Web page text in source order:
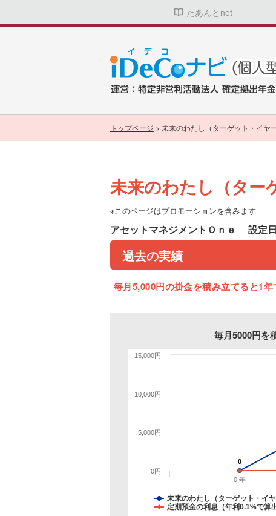
たあんとnet
トップページ > 未来のわたし（ターゲット・イヤ
未来のわたし（ター
※このページはプロモーションを含みます
アセットマネジメントＯｎｅ 設定
過去の実績
毎月5,000円の掛金を積み立てると1
毎月5000円を
0
0
未来のわたし（ターゲット・イ
定期預金の利息（年利0.1%で算出
0 年
0円
5,000円
10,000円
15,000円